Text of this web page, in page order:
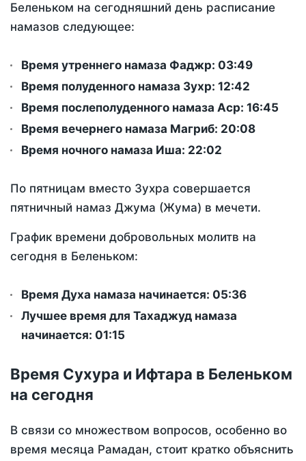
Беленьком на сегодняшний день расписание
намазов следующее:
Время утреннего намаза Фаджр: 03:49
Время полуденного намаза Зухр: 12:42
Время послеполуденного намаза Аср: 16:45
Время вечернего намаза Магриб: 20:08
Время ночного намаза Иша: 22:02
По пятницам вместо Зухра совершается
пятничный намаз Джума (Жума) в мечети.
График времени добровольных молитв на
сегодня в Беленьком:
Время Духа намаза начинается: 05:36
Лучшее время для Тахаджуд намаза
начинается: 01:15
Время Сухура и Ифтара в Беленьком
на сегодня
В связи со множеством вопросов, особенно во
время месяца Рамадан, стоит кратко объяснить